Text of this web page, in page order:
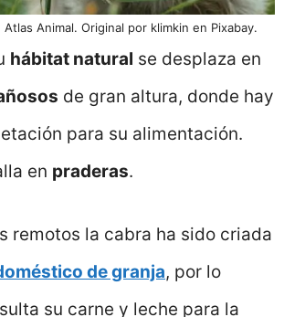
Animal. Original por klimkin en Pixabay.
hábitat natural se desplaza en
de gran altura, donde hay
para su alimentación.
en praderas.
remotos la cabra ha sido criada
de granja, por lo
su carne y leche para la